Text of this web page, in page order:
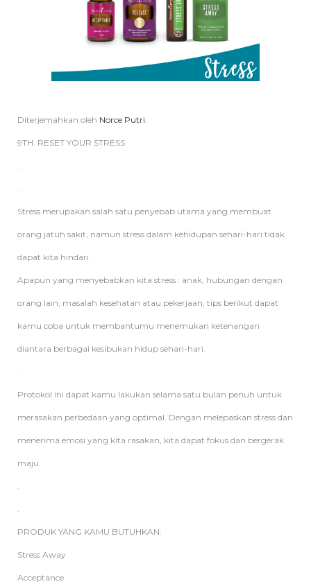
Diterjemahkan oleh Norce Putri.
9TH. RESET YOUR STRESS
.
.
Stress merupakan salah satu penyebab utama yang membuat
orang jatuh sakit, namun stress dalam kehidupan sehari-hari tidak
dapat kita hindari.
Apapun yang menyebabkan kita stress : anak, hubungan dengan
orang lain, masalah kesehatan atau pekerjaan, tips berikut dapat
kamu coba untuk membantumu menemukan ketenangan
diantara berbagai kesibukan hidup sehari-hari.
.
Protokol ini dapat kamu lakukan selama satu bulan penuh untuk
merasakan perbedaan yang optimal. Dengan melepaskan stress dan
menerima emosi yang kita rasakan, kita dapat fokus dan bergerak
maju.
.
.
PRODUK YANG KAMU BUTUHKAN:
Stress Away
Acceptance